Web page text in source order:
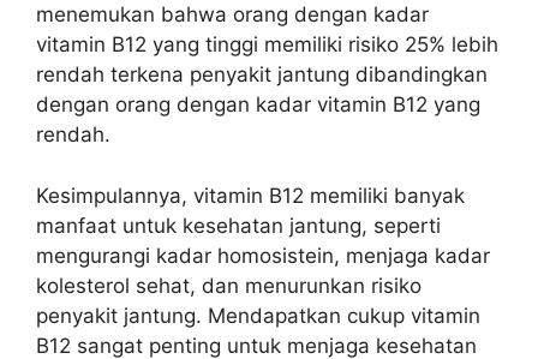
menemukan bahwa orang dengan kadar
vitamin B12 yang tinggi memiliki risiko 25% lebih
rendah terkena penyakit jantung dibandingkan
dengan orang dengan kadar vitamin B12 yang
rendah.
Kesimpulannya, vitamin B12 memiliki banyak
manfaat untuk kesehatan jantung, seperti
mengurangi kadar homosistein, menjaga kadar
kolesterol sehat, dan menurunkan risiko
penyakit jantung. Mendapatkan cukup vitamin
B12 sangat penting untuk menjaga kesehatan